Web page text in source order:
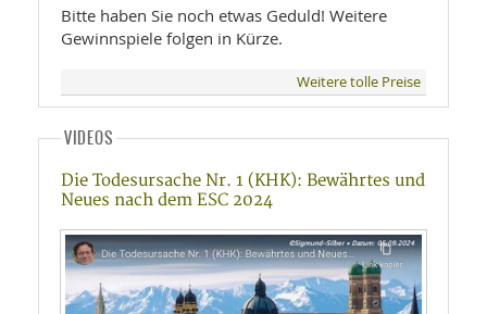
Bitte haben Sie noch etwas Geduld! Weitere
Gewinnspiele folgen in Kürze.
Weitere tolle Preise
VIDEOS
Die Todesursache Nr. 1 (KHK): Bewährtes und
Neues nach dem ESC 2024